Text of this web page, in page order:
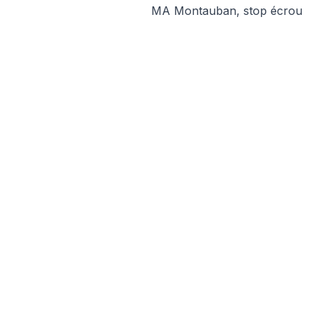
MA Montauban, stop écrou